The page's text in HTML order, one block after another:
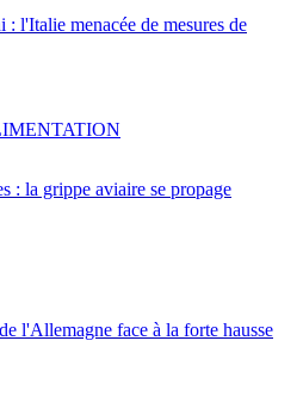
l'Italie menacée de mesures de
: la grippe aviaire se propage
l'Allemagne face à la forte hausse